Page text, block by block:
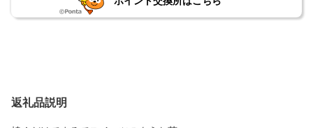
返礼品説明